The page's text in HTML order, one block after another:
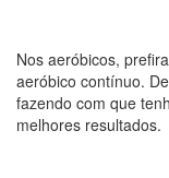
Nos aeróbicos,
aeróbico contínuo.
fazendo com que
melhores resultados.